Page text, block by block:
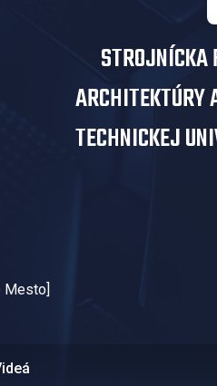
STROJNÍCKA
ARCHITEKTÚRY
TECHNICKEJ
Mesto]